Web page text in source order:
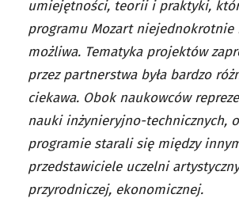
umiejętności, teorii i praktyki,
programu Mozart niejednokrotnie
możliwa. Tematyka projektów
przez partnerstwa była bardzo
ciekawa. Obok naukowców
nauki inżynieryjno-technicznych,
programie starali się między
przedstawiciele uczelni
przyrodniczej, ekonomicznej.